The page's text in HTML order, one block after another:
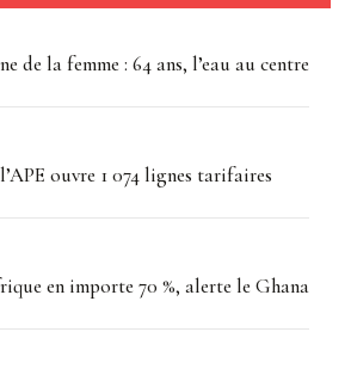
de la femme : 64 ans, l’eau au centre
ouvre 1 074 lignes tarifaires
en importe 70 %, alerte le Ghana